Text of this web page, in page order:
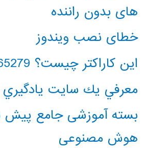
های بدون راننده
خطای نصب ویندوز
این کاراکتر چیست؟ 65279
معرفي يك سايت يادگيري
بسته آموزشی جامع پیش
هوش مصنوعی